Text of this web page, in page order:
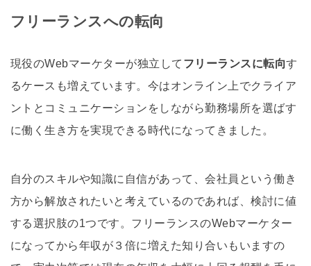
フリーランスへの転向
現役のWebマーケターが独立して フリーランスに転向す
るケースも増えています。今はオンライン上でクライア
ントとコミュニケーションをしながら勤務場所を選ばす
に働く生き方を実現できる時代になってきました。
自分のスキルや知識に自信があって、会社員という働き
方から解放されたいと考えているのであれば、検討に値
する選択肢の1つです。フリーランスのWebマーケター
になってから年収が３倍に増えた知り合いもいますの